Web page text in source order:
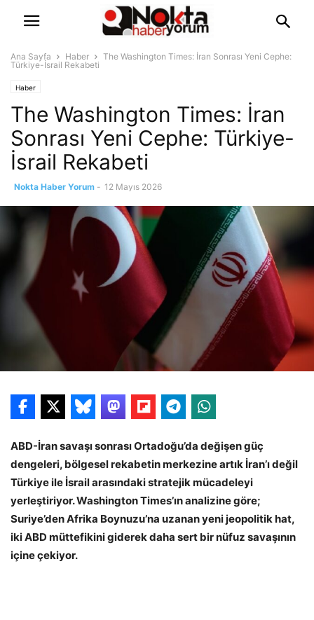
Ana Sayfa Haber
The Washington Times: İran Sonrası Yeni Cephe:
Türkiye-İsrail Rekabeti
Haber
The Washington Times: İran
Sonrası Yeni Cephe: Türkiye-
İsrail Rekabeti
Nokta Haber Yorum - 12 Mayıs 2026
ABD-İran savaşı sonrası Ortadoğu’da değişen güç
dengeleri, bölgesel rekabetin merkezine artık İran’ı değil
Türkiye ile İsrail arasındaki stratejik mücadeleyi
yerleştiriyor. Washington Times’ın analizine göre;
Suriye’den Afrika Boynuzu’na uzanan yeni jeopolitik hat,
iki ABD müttefikini giderek daha sert bir nüfuz savaşının
içine çekiyor.